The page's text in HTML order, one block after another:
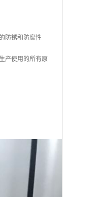
防锈和防腐性
产使用的所有原